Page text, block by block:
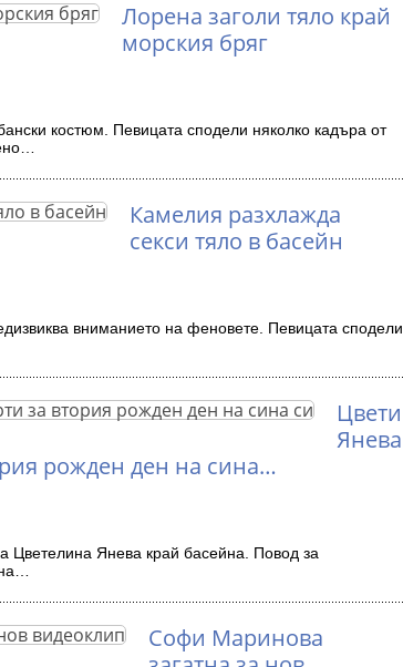
Лорена заголи тяло край
морския бряг
костюм. Певицата сподели няколко кадъра от
Камелия разхлажда
секси тяло в басейн
вниманието на феновете. Певицата сподели
Цвети
Янева
рожден ден на сина…
Цветелина Янева край басейна. Повод за
Софи Маринова